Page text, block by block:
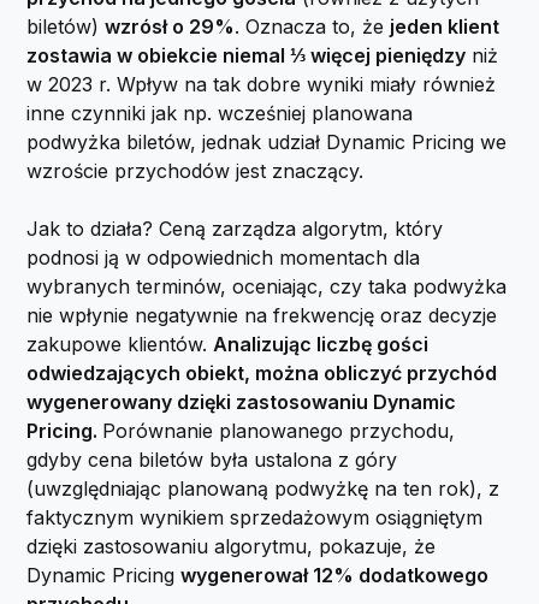
biletów)wzrósł o 29%. Oznacza to, że jeden klient
zostawia w obiekcie niemal ⅓ więcej pieniędzy niż
w 2023 r. Wpływ na tak dobre wyniki miały również
inne czynniki jak np. wcześniej planowana
podwyżka biletów, jednak udział Dynamic Pricing we
wzroście przychodów jest znaczący.
Jak to działa? Ceną zarządza algorytm, który
podnosi ją w odpowiednich momentach dla
wybranych terminów, oceniając, czy taka podwyżka
nie wpłynie negatywnie na frekwencję oraz decyzje
zakupowe klientów. Analizując liczbę gości
odwiedzających obiekt, można obliczyć przychód
wygenerowany dzięki zastosowaniu Dynamic
Pricing. Porównanie planowanego przychodu,
gdyby cena biletów była ustalona z góry
(uwzględniając planowaną podwyżkę na ten rok), z
faktycznym wynikiem sprzedażowym osiągniętym
dzięki zastosowaniu algorytmu, pokazuje, że
Dynamic Pricingwygenerował 12% dodatkowego